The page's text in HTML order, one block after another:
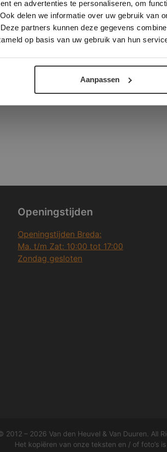
en advertenties te personaliseren, om
delen we informatie over uw gebruik van
partners kunnen deze gegevens
op basis van uw gebruik van hun
Aanpassen
Openingstijden
Openingstijden Breda:
Ma. t/m Zat: 10:00 tot 17:00
Zondag gesloten
2012 – 2026 Van den Heuvel & Van Duuren. All
Het kopiëren van onze teksten en / of foto’s
verder
ALLES ACCEPTEREN ALLES